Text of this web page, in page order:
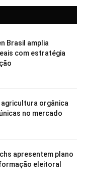
Brasil amplia
com estratégia
orgânica
no mercado
apresentem plano
eleitoral